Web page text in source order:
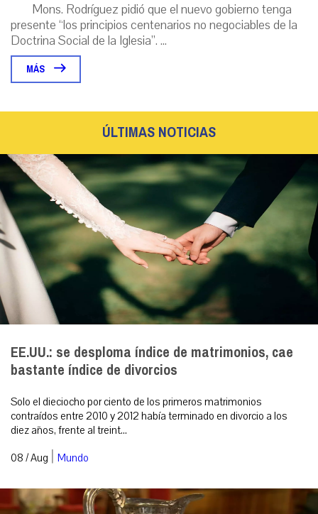
Mons. Rodríguez pidió que el nuevo gobierno tenga
presente “los principios centenarios no negociables de la
Doctrina Social de la Iglesia”. ...
MÁS
ÚLTIMAS NOTICIAS
EE.UU.: se desploma índice de matrimonios, cae
bastante índice de divorcios
Solo el dieciocho por ciento de los primeros matrimonios
contraídos entre 2010 y 2012 había terminado en divorcio a los
diez años, frente al treint...
08 / Aug | Mundo